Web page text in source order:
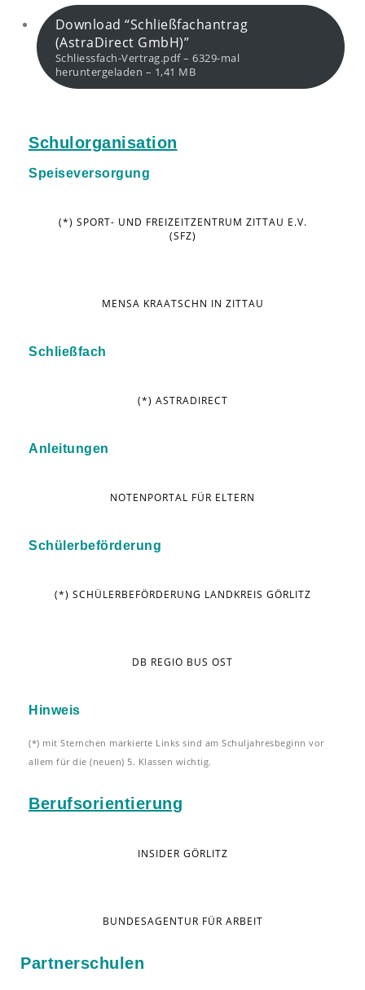
Download “Schließfachantrag
(AstraDirect GmbH)”
Schliessfach-Vertrag.pdf – 6329-mal
heruntergeladen – 1,41 MB
Schulorganisation
Speiseversorgung
(*) SPORT- UND FREIZEITZENTRUM ZITTAU E.V.
(SFZ)
MENSA KRAATSCHN IN ZITTAU
Schließfach
(*) ASTRADIRECT
Anleitungen
NOTENPORTAL FÜR ELTERN
Schülerbeförderung
(*) SCHÜLERBEFÖRDERUNG LANDKREIS GÖRLITZ
DB REGIO BUS OST
Hinweis
(*) mit Sternchen markierte Links sind am Schuljahresbeginn vor
allem für die (neuen) 5. Klassen wichtig.
Berufsorientierung
INSIDER GÖRLITZ
BUNDESAGENTUR FÜR ARBEIT
Partnerschulen